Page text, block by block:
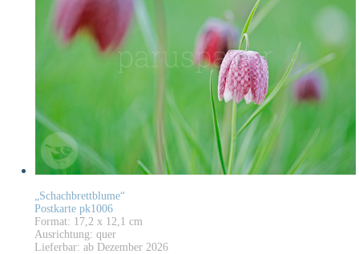
„Schachbrettblume“
Postkarte pk1006
Format: 17,2 x 12,1 cm
Ausrichtung: quer
Lieferbar: ab Dezember 2026